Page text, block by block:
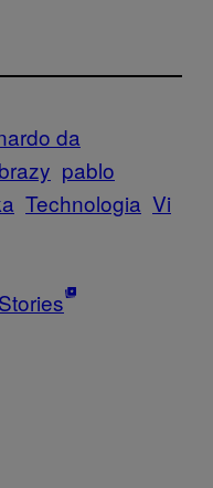
da
pablo
Technologia Vi